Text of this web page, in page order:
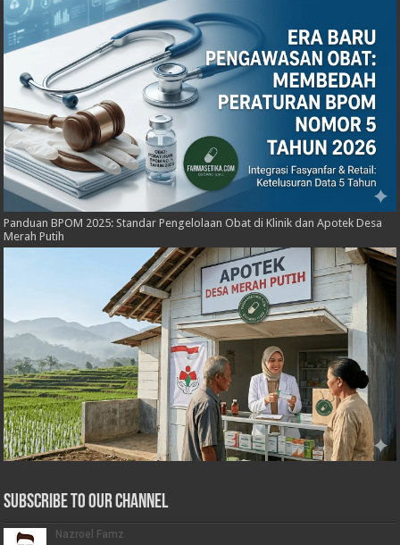
Panduan BPOM 2025: Standar Pengelolaan Obat di Klinik dan Apotek Desa
Merah Putih
Subscribe to our Channel